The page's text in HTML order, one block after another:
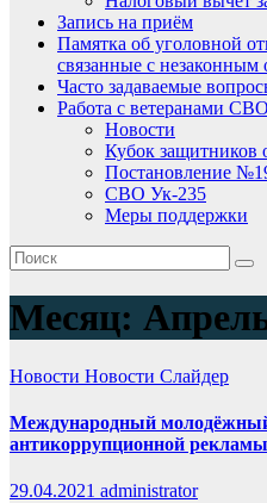
Запись на приём
Памятка об уголовной
связанные с незаконным
Часто задаваемые
Работа с ветеранами СВО
Новости
Кубок защитников
Постановление
СВО Ук-235
Меры поддержки
Месяц:
Новости Новости Слайдер
Международный
антикоррупционной рекламы
29.04.2021 administrator